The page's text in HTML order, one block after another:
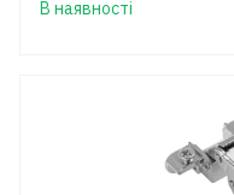
В наявності